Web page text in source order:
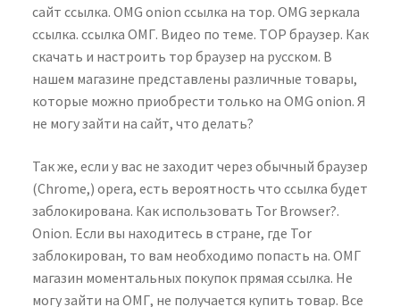
сайт ссылка. OMG onion ссылка на тор. OMG зеркала
ссылка. ссылка ОМГ. Видео по теме. ТОР браузер. Как
скачать и настроить тор браузер на русском. В
нашем магазине представлены различные товары,
которые можно приобрести только на OMG onion. Я
не могу зайти на сайт, что делать?
Так же, если у вас не заходит через обычный браузер
(Chrome,) opera, есть вероятность что ссылка будет
заблокирована. Как использовать Tor Browser?.
Onion. Если вы находитесь в стране, где Tor
заблокирован, то вам необходимо попасть на. ОМГ
магазин моментальных покупок прямая ссылка. Не
могу зайти на ОМГ, не получается купить товар. Все